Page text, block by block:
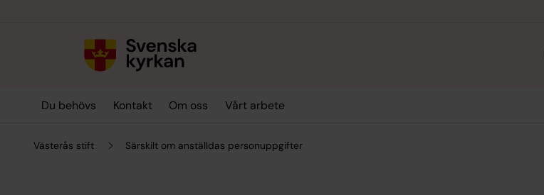
Du behövs Kontakt Om oss Vårt arbete
Västerås stift Särskilt om anställdas personuppgifter